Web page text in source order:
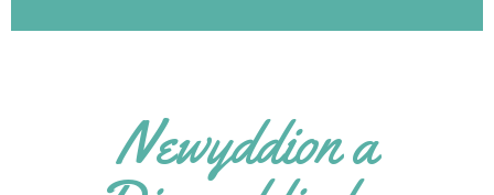
Newyddion a